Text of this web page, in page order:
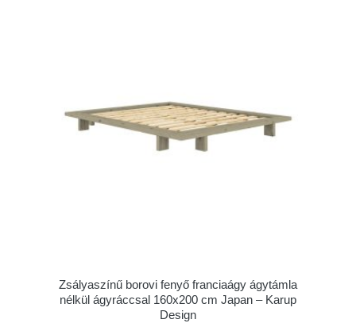
Zsályaszínű borovi fenyő franciaágy ágytámla
nélkül ágyráccsal 160x200 cm Japan – Karup
Design